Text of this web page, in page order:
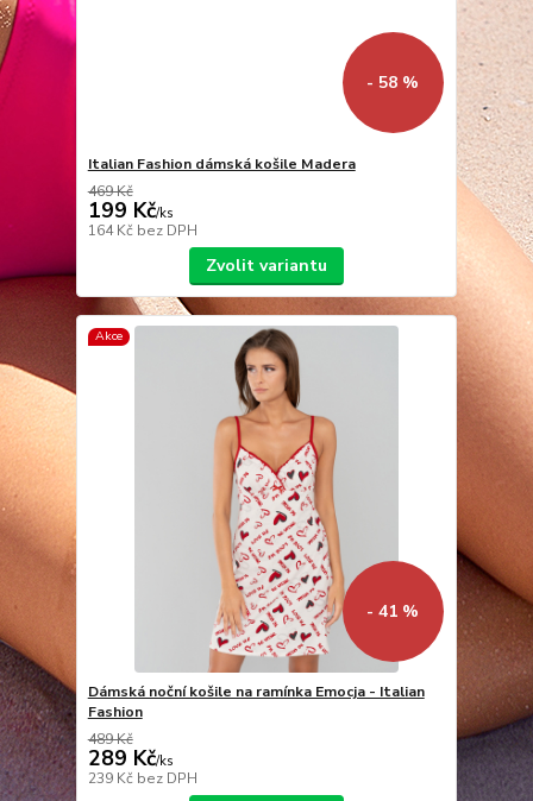
- 58 %
Italian Fashion dámská košile Madera
469 Kč
199 Kč/ks
164 Kč bez DPH
Zvolit variantu
Akce
- 41 %
Dámská noční košile na ramínka Emocja - Italian
Fashion
489 Kč
289 Kč/ks
239 Kč bez DPH